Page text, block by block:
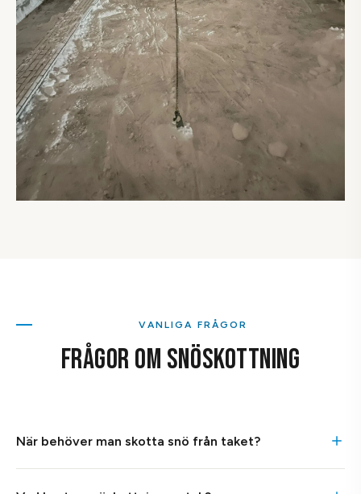
VANLIGA FRÅGOR
FRÅGOR OM SNÖSKOTTNING
När behöver man skotta snö från taket?